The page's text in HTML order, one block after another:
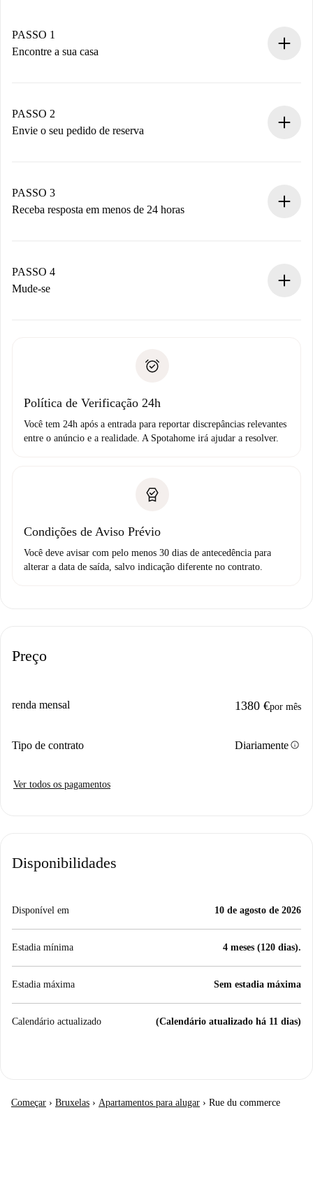
PASSO 1
Encontre a sua casa
Você tem todas as informações necessárias
antecipadamente.
PASSO 2
Envie o seu pedido de reserva
Não cobramos nada até que o proprietário confirme.
PASSO 3
Receba resposta em menos de 24 horas
proprietário.
Se recusada: não cobraremos nada e ofereceremos
Débito direto bancário
PASSO 4
Mude-se
não comunicar nenhum problema.
Política de Verificação 24h
Você tem 24h após a entrada para reportar discrepâncias relevantes
entre o anúncio e a realidade. A Spotahome irá ajudar a resolver.
Condições de Aviso Prévio
Você deve avisar com pelo menos 30 dias de antecedência para
alterar a data de saída, salvo indicação diferente no contrato.
Preço
renda mensal 1380 €por mês
Tipo de contrato Diariamenteinfo
Ver todos os pagamentos
Disponibilidades
Disponível em 10 de agosto de 2026
Estadia mínima 4 meses (120 dias).
Estadia máxima Sem estadia máxima
Calendário actualizado (Calendário atualizado há 11 dias)
Começar › Bruxelas › Apartamentos para alugar › Rue du commerce